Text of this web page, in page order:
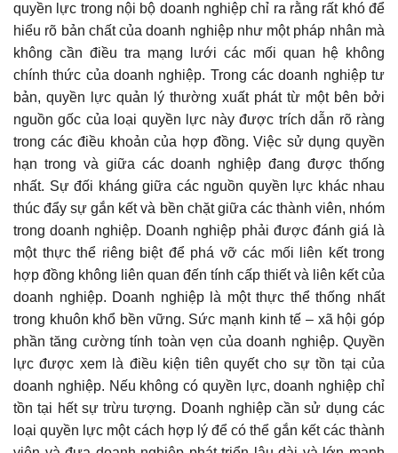
quyền lực trong nội bộ doanh nghiệp chỉ ra rằng rất khó để
hiểu rõ bản chất của doanh nghiệp như một pháp nhân mà
không cần điều tra mạng lưới các mối quan hệ không
chính thức của doanh nghiệp. Trong các doanh nghiệp tư
bản, quyền lực quản lý thường xuất phát từ một bên bởi
nguồn gốc của loại quyền lực này được trích dẫn rõ ràng
trong các điều khoản của hợp đồng. Việc sử dụng quyền
hạn trong và giữa các doanh nghiệp đang được thống
nhất. Sự đối kháng giữa các nguồn quyền lực khác nhau
thúc đẩy sự gắn kết và bền chặt giữa các thành viên, nhóm
trong doanh nghiệp. Doanh nghiệp phải được đánh giá là
một thực thể riêng biệt để phá vỡ các mối liên kết trong
hợp đồng không liên quan đến tính cấp thiết và liên kết của
doanh nghiệp. Doanh nghiệp là một thực thể thống nhất
trong khuôn khổ bền vững. Sức mạnh kinh tế – xã hội góp
phần tăng cường tính toàn vẹn của doanh nghiệp. Quyền
lực được xem là điều kiện tiên quyết cho sự tồn tại của
doanh nghiệp. Nếu không có quyền lực, doanh nghiệp chỉ
tồn tại hết sự trừu tượng. Doanh nghiệp cần sử dụng các
loại quyền lực một cách hợp lý để có thể gắn kết các thành